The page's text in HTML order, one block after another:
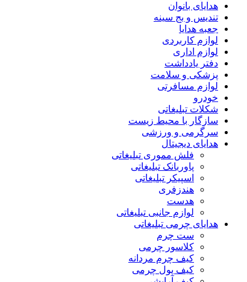
هدایای بانوان
تندیس و بج سینه
جعبه هدایا
لوازم کاربردی
لوازم اداری
دفتر یادداشت
پزشکی و سلامت
لوازم مسافرتی
خودرو
شکلات تبلیغاتی
سازگار با محیط زیست
سرگرمی و ورزشی
هدایای دیجیتال
فلش مموری تبلیغاتی
پاوربانک تبلیغاتی
اسپیکر تبلیغاتی
هندزفری
هدست
لوازم جانبی تبلیغاتی
هدایای چرمی تبلیغاتی
ست چرم
کلاسور چرمی
کیف چرم مردانه
کیف پول چرمی